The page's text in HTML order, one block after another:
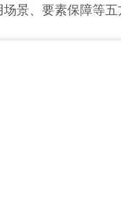
景、要素保障等五